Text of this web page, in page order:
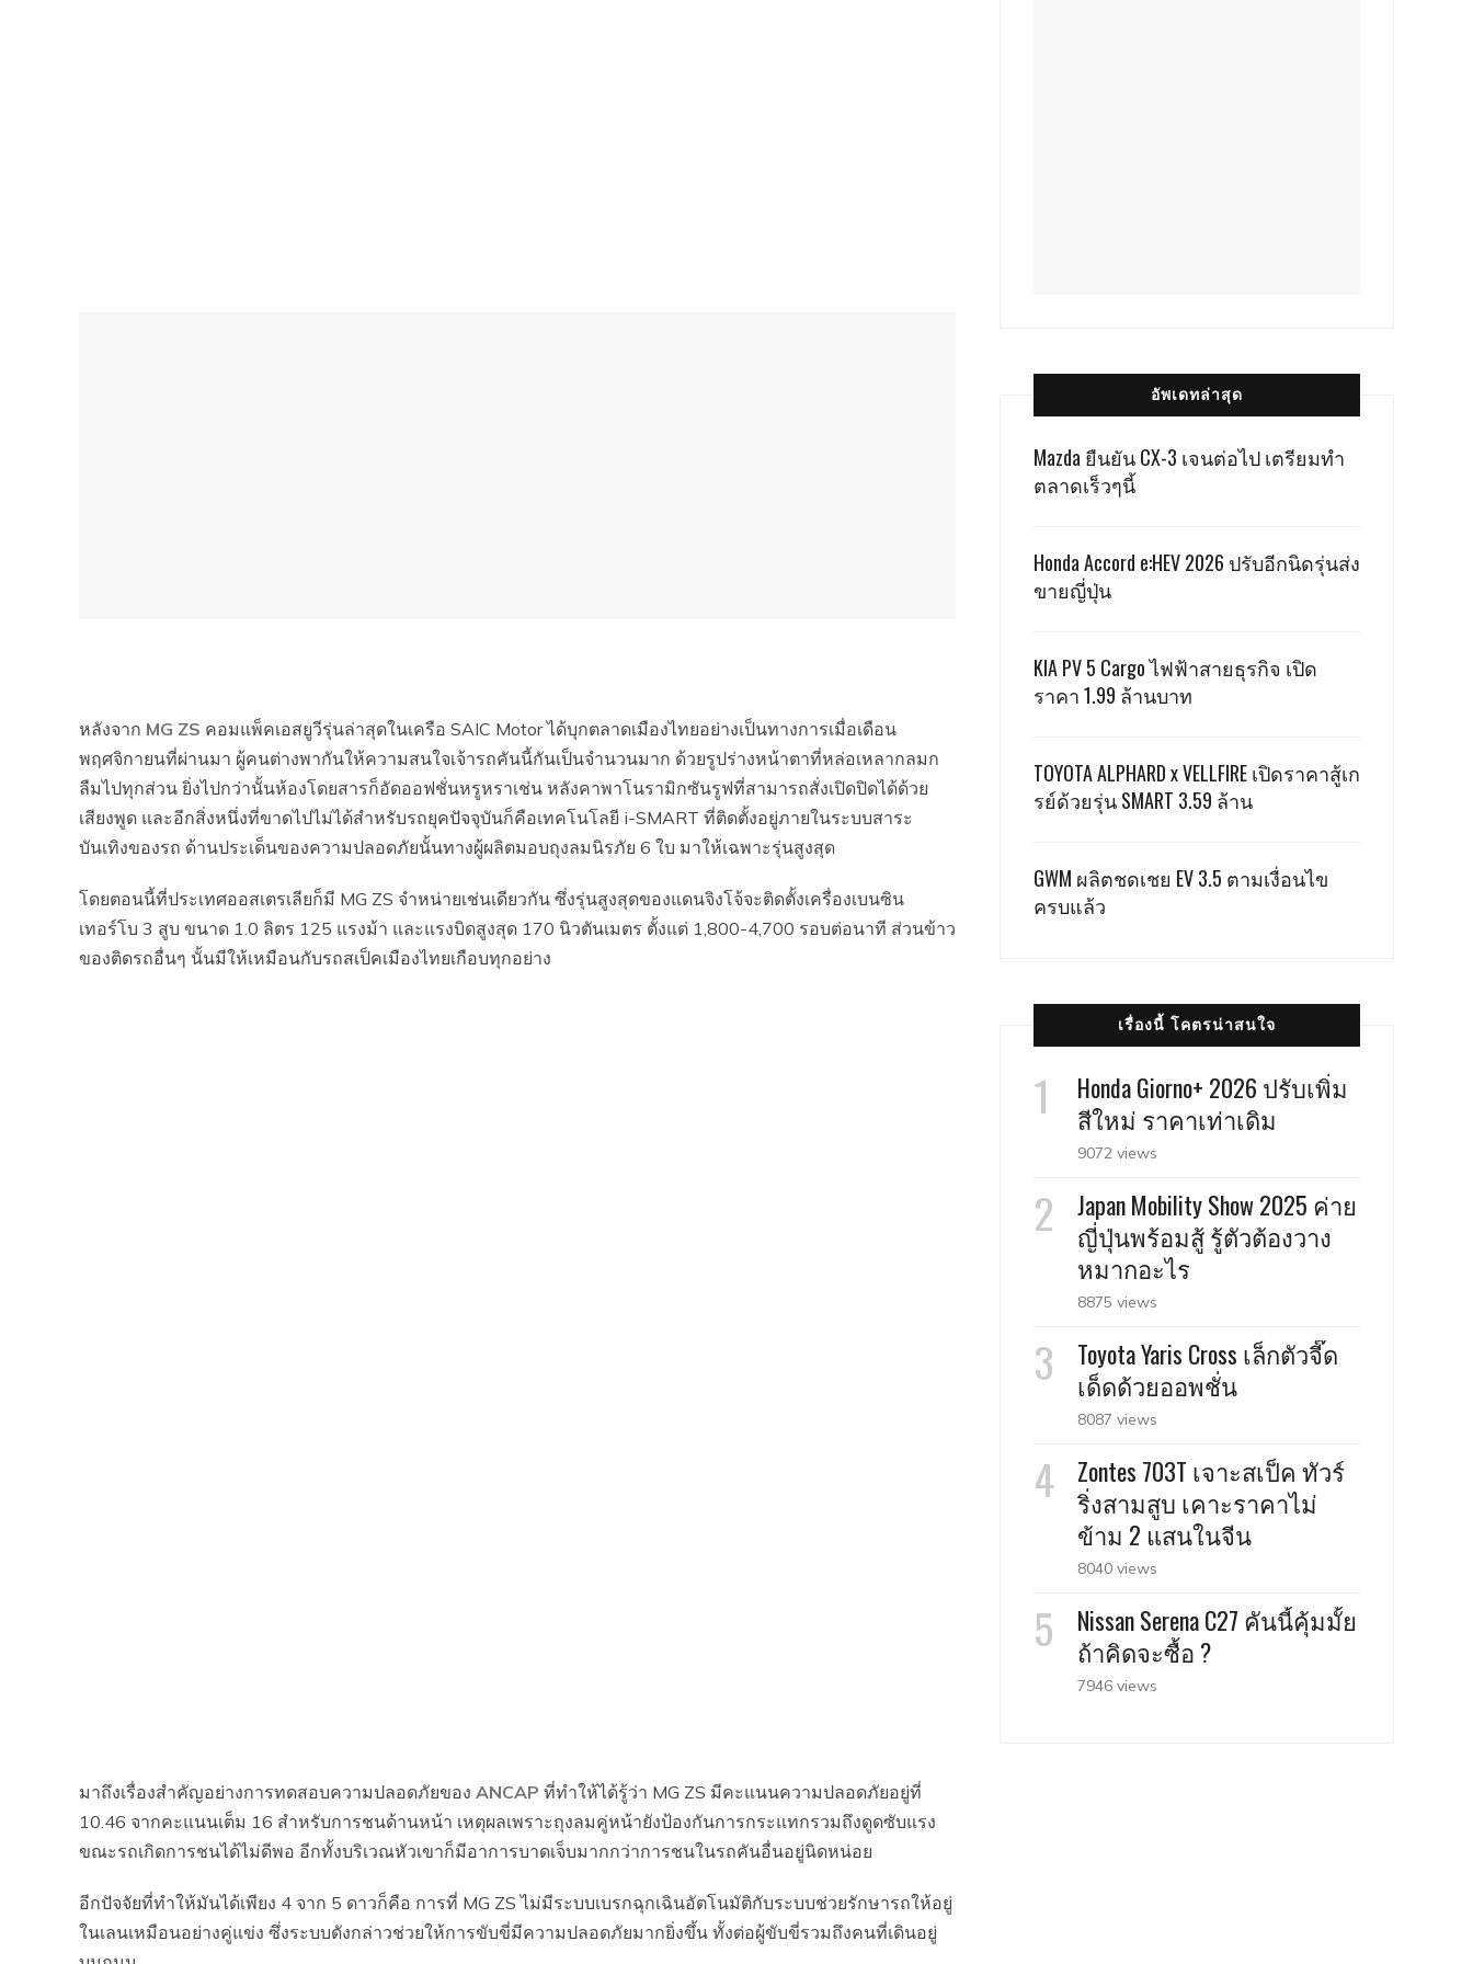
หลังจาก MG ZS คอมแพ็คเอสยูวีรุ่นล่าสุดในเครือ SAIC Motor ได้บุกตลาดเมืองไทยอย่างเป็นทางการเมื่อเดือน
พฤศจิกายนที่ผ่านมา ผู้คนต่างพากันให้ความสนใจเจ้ารถคันนี้กันเป็นจำนวนมาก ด้วยรูปร่างหน้าตาที่หล่อเหลากลมก
ลืมไปทุกส่วน ยิ่งไปกว่านั้นห้องโดยสารก็อัดออฟชั่นหรูหราเช่น หลังคาพาโนรามิกซันรูฟที่สามารถสั่งเปิดปิดได้ด้วย
เสียงพูด และอีกสิ่งหนึ่งที่ขาดไปไม่ได้สำหรับรถยุคปัจจุบันก็คือเทคโนโลยี i-SMART ที่ติดตั้งอยู่ภายในระบบสาระ
บันเทิงของรถ ด้านประเด็นของความปลอดภัยนั้นทางผู้ผลิตมอบถุงลมนิรภัย 6 ใบ มาให้เฉพาะรุ่นสูงสุด
โดยตอนนี้ที่ประเทศออสเตรเลียก็มี MG ZS จำหน่ายเช่นเดียวกัน ซึ่งรุ่นสูงสุดของแดนจิงโจ้จะติดตั้งเครื่องเบนซิน
เทอร์โบ 3 สูบ ขนาด 1.0 ลิตร 125 แรงม้า และแรงบิดสูงสุด 170 นิวตันเมตร ตั้งแต่ 1,800-4,700 รอบต่อนาที ส่วนข้าว
ของติดรถอื่นๆ นั้นมีให้เหมือนกับรถสเป็คเมืองไทยเกือบทุกอย่าง
มาถึงเรื่องสำคัญอย่างการทดสอบความปลอดภัยของ ANCAP ที่ทำให้ได้รู้ว่า MG ZS มีคะแนนความปลอดภัยอยู่ที่
10.46 จากคะแนนเต็ม 16 สำหรับการชนด้านหน้า เหตุผลเพราะถุงลมคู่หน้ายังป้องกันการกระแทกรวมถึงดูดซับแรง
ขณะรถเกิดการชนได้ไม่ดีพอ อีกทั้งบริเวณหัวเขาก็มีอาการบาดเจ็บมากกว่าการชนในรถคันอื่นอยู่นิดหน่อย
อีกปัจจัยที่ทำให้มันได้เพียง 4 จาก 5 ดาวก็คือ การที่ MG ZS ไม่มีระบบเบรกฉุกเฉินอัตโนมัติกับระบบช่วยรักษารถให้อยู่
ในเลนเหมือนอย่างคู่แข่ง ซึ่งระบบดังกล่าวช่วยให้การขับขี่มีความปลอดภัยมากยิ่งขึ้น ทั้งต่อผู้ขับขี่รวมถึงคนที่เดินอยู่
อัพเดทล่าสุด
Mazda ยืนยัน CX-3 เจนต่อไป เตรียมทำ
ตลาดเร็วๆนี้
Honda Accord e:HEV 2026 ปรับอีกนิดรุ่นส่ง
ขายญี่ปุ่น
KIA PV 5 Cargo ไฟฟ้าสายธุรกิจ เปิด
ราคา 1.99 ล้านบาท
TOYOTA ALPHARD x VELLFIRE เปิดราคาสู้เก
รย์ด้วยรุ่น SMART 3.59 ล้าน
GWM ผลิตชดเชย EV 3.5 ตามเงื่อนไข
ครบแล้ว
เรื่องนี้ โคตรน่าสนใจ
Honda Giorno+ 2026 ปรับเพิ่ม
สีใหม่ ราคาเท่าเดิม
9072 views
Japan Mobility Show 2025 ค่าย
ญี่ปุ่นพร้อมสู้ รู้ตัวต้องวาง
หมากอะไร
8875 views
Toyota Yaris Cross เล็กตัวจี๊ด
เด็ดด้วยออพชั่น
8087 views
Zontes 703T เจาะสเป็ค ทัวร์
ริ่งสามสูบ เคาะราคาไม่
ข้าม 2 แสนในจีน
8040 views
Nissan Serena C27 คันนี้คุ้มมั้ย
ถ้าคิดจะซื้อ ?
7946 views